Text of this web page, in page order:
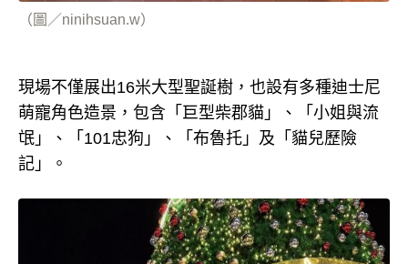
（圖／ninihsuan.w）
現場不僅展出16米大型聖誕樹，也設有多種迪士尼
萌寵角色造景，包含「巨型柴郡貓」、「小姐與流
氓」、「101忠狗」、「布魯托」及「貓兒歷險
記」。